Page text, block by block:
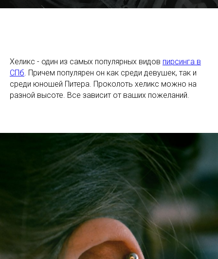
Хеликс - один из самых популярных видов пирсинга в
СПб. Причем популярен он как среди девушек, так и
среди юношей Питера. Проколоть хеликс можно на
разной высоте. Все зависит от ваших пожеланий.